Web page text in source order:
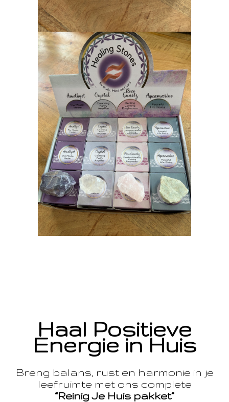
Haal Positieve
Energie in Huis
Breng balans, rust en harmonie in je
leefruimte met ons complete
“Reinig Je Huis pakket”